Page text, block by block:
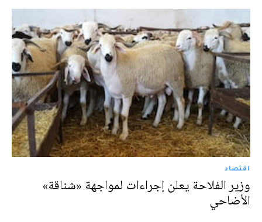
اقتصاد
وزير الفلاحة يعلن إجراءات لمواجهة «شناقة»
الأضاحي